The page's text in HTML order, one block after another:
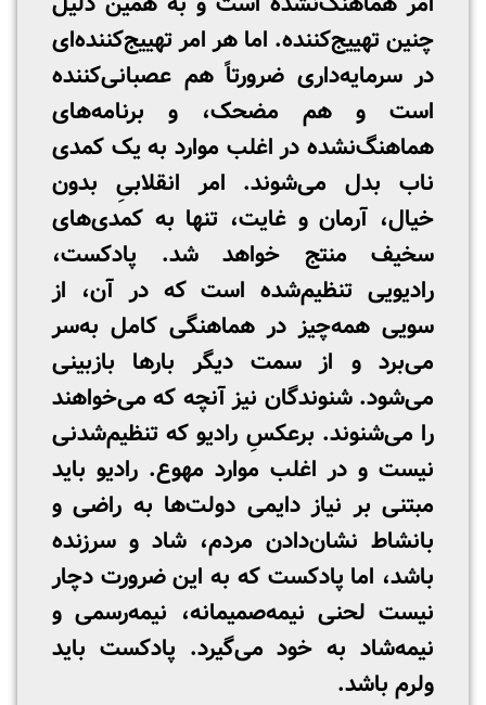
چنین تهییج‌کننده. اما هر امر تهییج‌کننده‌ای
در سرمایه‌داری ضرورتاً هم عصبانی‌کننده
است و هم مضحک، و برنامه‌های
هماهنگ‌نشده در اغلب موارد به یک کمدی
ناب بدل می‌شوند. امر انقلابیِ بدون
خیال، آرمان و غایت، تنها به کمدی‌های
سخیف منتج خواهد شد. پادکست،
رادیویی تنظیم‌شده است که در آن، از
سویی همه‌چیز در هماهنگی کامل به‌سر
می‌برد و از سمت دیگر بارها بازبینی
می‌شود. شنوندگان نیز آنچه که می‌خواهند
را می‌شنوند. بر‌عکسِ رادیو که تنظیم‌شدنی
نیست و در اغلب موارد مهوع. رادیو باید
مبتنی بر نیاز دایمی دولت‌ها به راضی و
بانشاط نشان‌دادن مردم، شاد و سرزنده
باشد، اما پادکست که به این ضرورت دچار
نیست لحنی نیمه‌صمیمانه، نیمه‌رسمی و
نیمه‌شاد به خود می‌گیرد. پادکست باید
ولرم باشد.